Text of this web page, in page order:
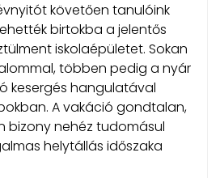
követően tanulóink
birtokba a jelentős
iskolaépületet. Sokan
többen pedig a nyár
kesergés hangulatával
A vakáció gondtalan,
bizony nehéz tudomásul
helytállás időszaka